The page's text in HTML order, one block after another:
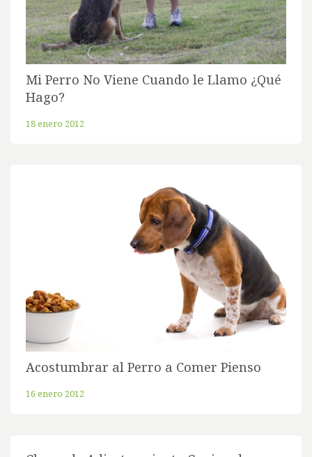
Mi Perro No Viene Cuando le Llamo ¿Qué
Hago?
18 enero 2012
Acostumbrar al Perro a Comer Pienso
16 enero 2012